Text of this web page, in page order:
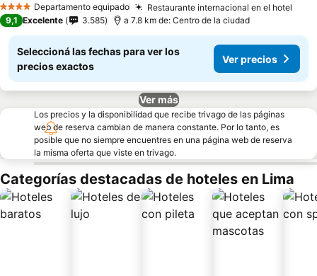
4 EstrellasDepartamento equipado Restaurante internacional en el hotel
9,1 Excelente 3.585 a 7.8 km de: Centro de la ciudad
Seleccioná las fechas para ver los
precios exactos
Ver precios
Ver más
Los precios y la disponibilidad que recibe trivago de las páginas
web de reserva cambian de manera constante. Por lo tanto, es
posible que no siempre encuentres en una página web de reserva
la misma oferta que viste en trivago.
Categorías destacadas de hoteles en Lima